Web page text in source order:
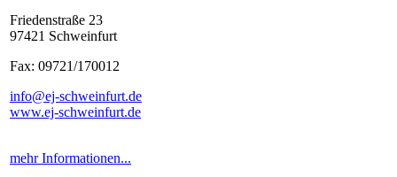
Friedenstraße 23
97421 Schweinfurt
Fax: 09721/170012
info@ej-schweinfurt.de
www.ej-schweinfurt.de
mehr Informationen...